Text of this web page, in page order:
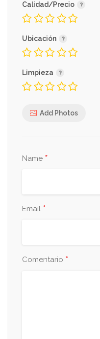
Calidad/Precio
Ubicación
Limpieza
Add Photos
Name *
Email *
Comentario *